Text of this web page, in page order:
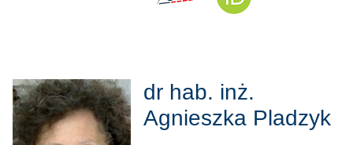
dr hab. inż.
Agnieszka Pladzyk